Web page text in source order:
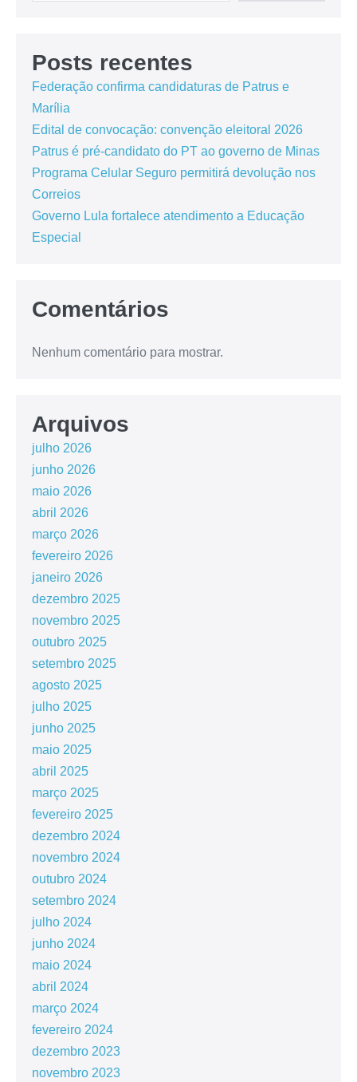
Posts recentes
Federação confirma candidaturas de Patrus e
Marília
Edital de convocação: convenção eleitoral 2026
Patrus é pré-candidato do PT ao governo de Minas
Programa Celular Seguro permitirá devolução nos
Correios
Governo Lula fortalece atendimento a Educação
Especial
Comentários
Nenhum comentário para mostrar.
Arquivos
julho 2026
junho 2026
maio 2026
abril 2026
março 2026
fevereiro 2026
janeiro 2026
dezembro 2025
novembro 2025
outubro 2025
setembro 2025
agosto 2025
julho 2025
junho 2025
maio 2025
abril 2025
março 2025
fevereiro 2025
dezembro 2024
novembro 2024
outubro 2024
setembro 2024
julho 2024
junho 2024
maio 2024
abril 2024
março 2024
fevereiro 2024
dezembro 2023
novembro 2023